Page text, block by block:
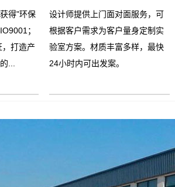
得"环保
；
打造产
...
设计师提供上门面对面服务，可
根据客户需求为客户量身定制实
验室方案。材质丰富多样，最快
24小时内可出发案。